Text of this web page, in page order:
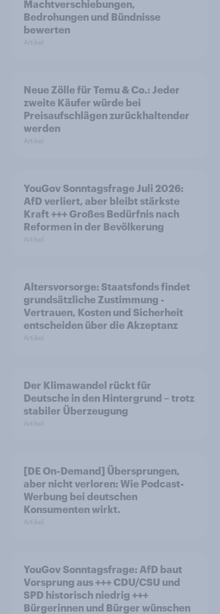
Machtverschiebungen,
Bedrohungen und Bündnisse
bewerten
Artikel
Neue Zölle für Temu & Co.: Jeder
zweite Käufer würde bei
Preisaufschlägen zurückhaltender
werden
Artikel
YouGov Sonntagsfrage Juli 2026:
AfD verliert, aber bleibt stärkste
Kraft +++ Großes Bedürfnis nach
Reformen in der Bevölkerung
Artikel
Altersvorsorge: Staatsfonds findet
grundsätzliche Zustimmung -
Vertrauen, Kosten und Sicherheit
entscheiden über die Akzeptanz
Artikel
Der Klimawandel rückt für
Deutsche in den Hintergrund – trotz
stabiler Überzeugung
Artikel
[DE On-Demand] Übersprungen,
aber nicht verloren: Wie Podcast-
Werbung bei deutschen
Konsumenten wirkt.
Artikel
YouGov Sonntagsfrage: AfD baut
Vorsprung aus +++ CDU/CSU und
SPD historisch niedrig +++
Bürgerinnen und Bürger wünschen